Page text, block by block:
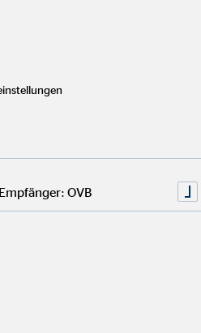
Region Stuttgart
Registernummer:
mit
1 GewO, eingetragen in das
i Abs. 8 GewO.
Region Stuttgart
OVB